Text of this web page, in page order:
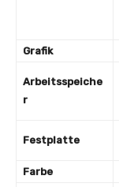
Grafik
Arbeitsspeiche
r
Festplatte
Farbe